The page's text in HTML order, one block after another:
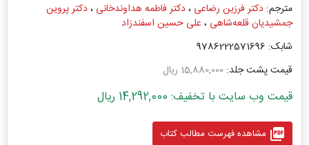
مترجم: دکتر فرزین رضاعی ،دکتر فاطمه هداوندخانی ،دکتر پروین
جمشیدیان قلعه‌شاهی ، علی حسین اسفندزاد
شابک: 9786222571696
قیمت پشت جلد: 15,880,000 ریال
قیمت وب سایت با تخفیف: 14,292,000 ریال
picture_as_pdf مشاهده فهرست مطالب کتاب